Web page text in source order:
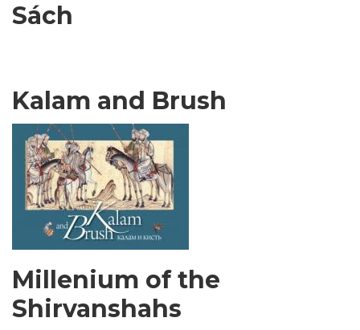
Sách
Kalam and Brush
Millenium of the
Shirvanshahs